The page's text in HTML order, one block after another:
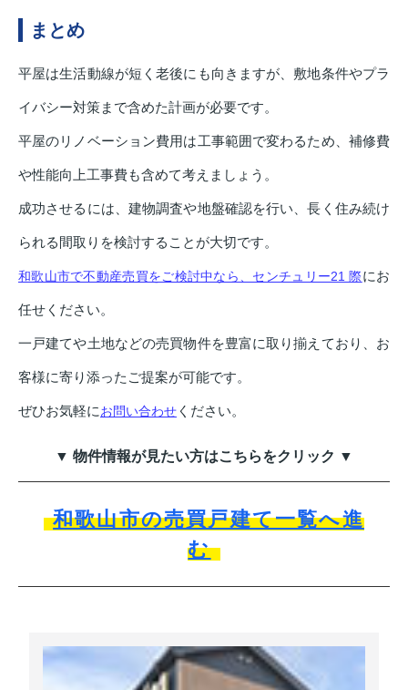
まとめ
平屋は生活動線が短く老後にも向きますが、敷地条件やプラ
イバシー対策まで含めた計画が必要です。
平屋のリノベーション費用は工事範囲で変わるため、補修費
や性能向上工事費も含めて考えましょう。
成功させるには、建物調査や地盤確認を行い、長く住み続け
られる間取りを検討することが大切です。
和歌山市で不動産売買をご検討中なら、センチュリー21 際にお
任せください。
一戸建てや土地などの売買物件を豊富に取り揃えており、お
客様に寄り添ったご提案が可能です。
ぜひお気軽にお問い合わせ ください。
▼ 物件情報が見たい方はこちらをクリック ▼
和歌山市の売買戸建て一覧へ進
む